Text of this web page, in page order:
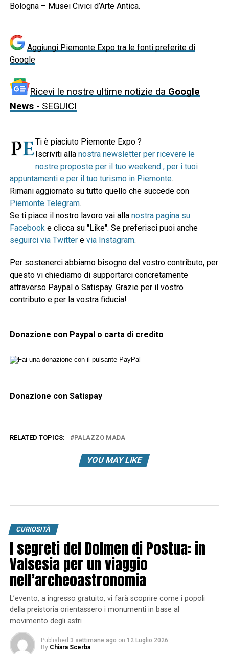
Bologna – Musei Civici d’Arte Antica.
Aggiungi Piemonte Expo tra le fonti preferite di
Google
Ricevi le nostre ultime notizie da Google
News- SEGUICI
Ti è piaciuto Piemonte Expo ?
Iscriviti alla nostra newsletter per ricevere le
nostre proposte per il tuo weekend , per i tuoi
appuntamenti e per il tuo turismo in Piemonte.
Rimani aggiornato su tutto quello che succede con
Piemonte Telegram.
Se ti piace il nostro lavoro vai alla nostra pagina su
Facebook e clicca su "Like". Se preferisci puoi anche
seguirci via Twittere via Instagram.
Per sostenerci abbiamo bisogno del vostro contributo, per
questo vi chiediamo di supportarci concretamente
attraverso Paypal o Satispay. Grazie per il vostro
contributo e per la vostra fiducia!
Donazione con Paypal o carta di credito
Donazione con Satispay
RELATED TOPICS: PALAZZO MADA
YOU MAY LIKE
CURIOSITÀ
I segreti del Dolmen di Postua: in
Valsesia per un viaggio
nell’archeoastronomia
L’evento, a ingresso gratuito, vi farà scoprire come i popoli
della preistoria orientassero i monumenti in base al
movimento degli astri
Published 3 settimane ago on 12 Luglio 2026
By Chiara Scerba